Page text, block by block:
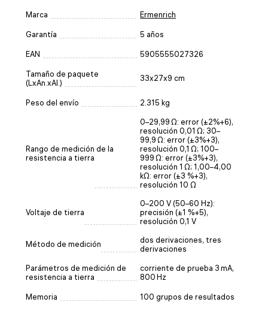
Marca Ermenrich
Garantía 5 años
EAN 5905555027326
Tamaño de paquete
(LxAn.xAl.)
33x27x9 cm
Peso del envío 2.315 kg
Rango de medición de la
resistencia a tierra
0–29,99 Ω: error (±2%+6),
resolución 0,01 Ω; 30–
99,9 Ω: error (±3%+3),
resolución 0,1 Ω; 100–
999 Ω: error (±3%+3),
resolución 1 Ω; 1,00–4,00
kΩ: error (±3 %+3),
resolución 10 Ω
Voltaje de tierra
0–200 V (50–60 Hz):
precisión (±1 %+5),
resolución 0,1 V
Método de medición
dos derivaciones, tres
derivaciones
Parámetros de medición de
resistencia a tierra
corriente de prueba 3 mA,
800 Hz
Memoria 100 grupos de resultados